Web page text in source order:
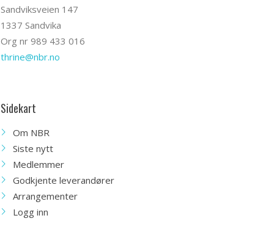
Sandviksveien 147
1337 Sandvika
Org nr 989 433 016
thrine@nbr.no
Sidekart
Om NBR
Siste nytt
Medlemmer
Godkjente leverandører
Arrangementer
Logg inn